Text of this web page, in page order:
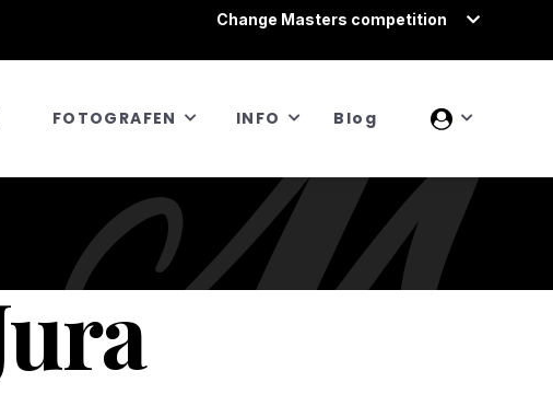
Change Masters competition
FOTOGRAFEN INFO Blog